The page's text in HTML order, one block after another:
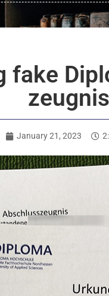
fake
zeugnis
January 21, 2023